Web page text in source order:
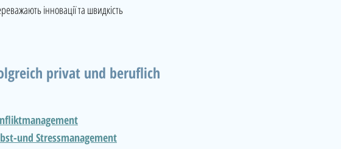
інновації та швидкість
privat und beruflich
und Stressmanagement